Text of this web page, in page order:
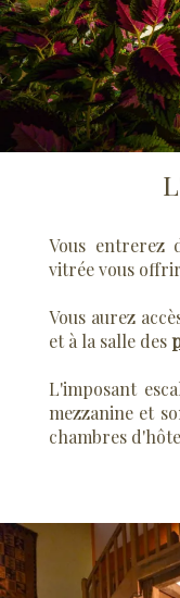
Vous entrerez
vitrée vous
Vous aurez
et à la salle des
L'imposant
mezzanine et
chambres